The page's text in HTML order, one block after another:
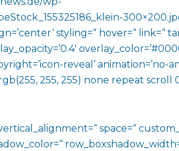
styling=“ hover=“ link=“
reveal‘ animation=’no-
255, 255) none repeat scroll
space=“